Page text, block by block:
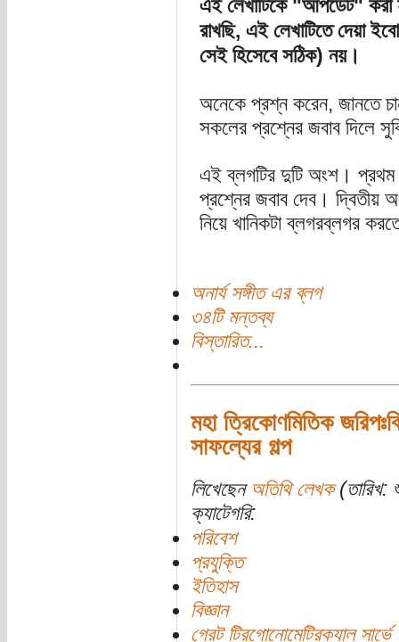
এই লেখাটিকে "আপডেট" করা
রাখছি, এই লেখাটিতে দেয়া
সেই হিসেবে সঠিক) নয়।
অনেকে প্রশ্ন করেন, জানতে
সকলের প্রশ্নের জবাব দিলে
এই ব্লগটির দুটি অংশ। প্রথম
প্রশ্নের জবাব দেব। দ্বিতীয়
নিয়ে খানিকটা ব্লগরব্লগর
অনার্য সঙ্গীত এর ব্লগ
৩৪টি মন্তব্য
বিস্তারিত...
মহা ত্রিকোণমিতিক
সাফল্যের গল্প
লিখেছেন অতিথি লেখক(তারিখ:
ক্যাটেগরি:
পরিবেশ
প্রযুক্তি
ইতিহাস
বিজ্ঞান
গ্রেট ট্রিগোনোমেট্রিক্যাল সার্ভে